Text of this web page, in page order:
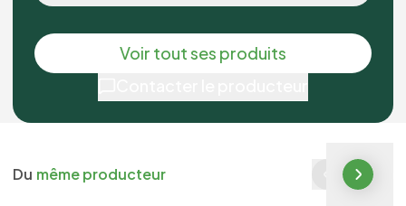
Voir tout ses produits
Du même producteur